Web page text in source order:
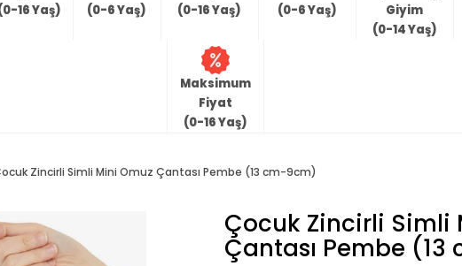
16 Yaş)
(0-6 Yaş)
(0-16 Yaş)
(0-6 Yaş)
Giyim
(0-14 Yaş)
Maksimum
Fiyat
(0-16 Yaş)
Zincirli Simli Mini Omuz Çantası Pembe (13 cm-9cm)
Çocuk Zincirli Simli
Çantası Pembe